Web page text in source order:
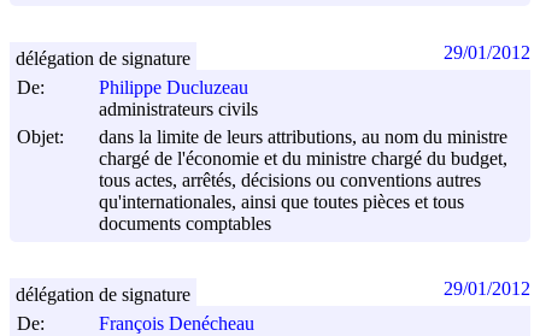
De:
Philippe Ducluzeau
administrateurs civils
Objet:
dans la limite de leurs attributions, au nom du ministre
chargé de l'économie et du ministre chargé du budget,
tous actes, arrêtés, décisions ou conventions autres
qu'internationales, ainsi que toutes pièces et tous
documents comptables
délégation de signature 29/01/2012
De:
François Denécheau
délégation de signature 29/01/2012